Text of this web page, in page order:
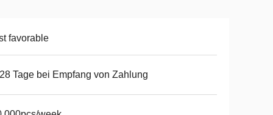
favorable
Tage bei Empfang von Zahlung